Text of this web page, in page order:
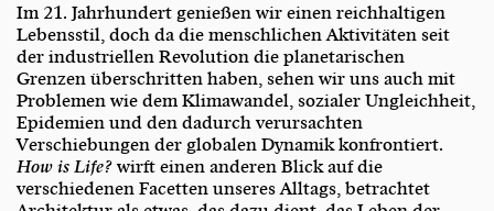
Im 21. Jahrhundert genießen wir einen reichhaltigen
Lebensstil, doch da die menschlichen Aktivitäten seit
der industriellen Revolution die planetarischen
Grenzen überschritten haben, sehen wir uns auch mit
Problemen wie dem Klimawandel, sozialer Ungleichheit,
Epidemien und den dadurch verursachten
Verschiebungen der globalen Dynamik konfrontiert.
How is Life? wirft einen anderen Blick auf die
verschiedenen Facetten unseres Alltags, betrachtet